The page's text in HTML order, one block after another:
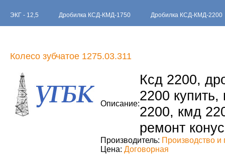
ЭКГ - 12,5 Дробилка КСД-КМД-1750 Дробилка КСД-КМД-2200
Колесо зубчатое 1275.03.311
Описание:
Ксд 2200,
2200
2200, кмд
ремонт
Производитель: Производство и
Цена: Договорная